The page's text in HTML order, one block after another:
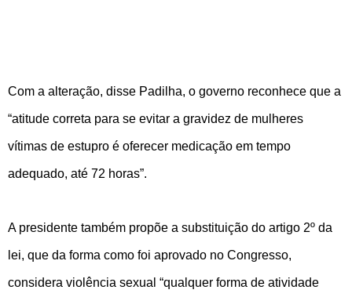
Com a alteração, disse Padilha, o governo reconhece que a
“atitude correta para se evitar a gravidez de mulheres
vítimas de estupro é oferecer medicação em tempo
adequado, até 72 horas”.
A presidente também propõe a substituição do artigo 2º da
lei, que da forma como foi aprovado no Congresso,
considera violência sexual “qualquer forma de atividade